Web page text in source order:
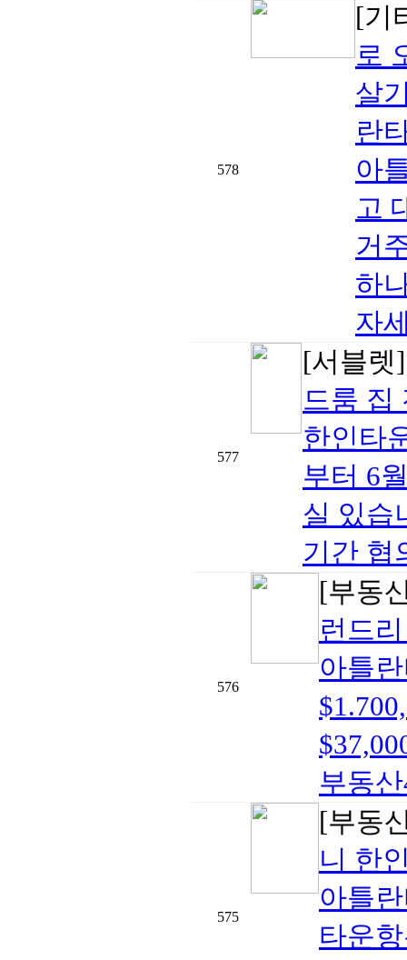
578
[기
로
살
란
아
고
거
하
자
577
[서블
드룸 집
한인타
부터 6
실 있습
기간 협
576
[부동
런드
아틀
부동
575
[부동
니 한
아틀
타운